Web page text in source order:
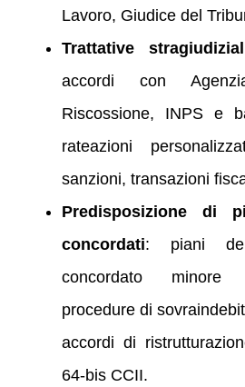
Lavoro, Giudice del
Trattative
accordi con
Riscossione, INPS e
rateazioni
sanzioni, transazioni
Predisposizione di
concordati: piani
concordato minore
procedure di
accordi di
64‑bis CCII.